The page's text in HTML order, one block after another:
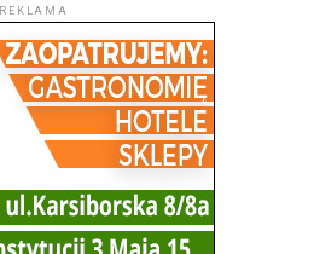
REKLAMA